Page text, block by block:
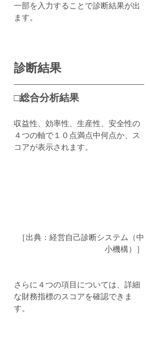
一部を入力することで診断結果が出
ます。
診断結果
□総合分析結果
収益性、効率性、生産性、安全性の
４つの軸で１０点満点中何点か、ス
コアが表示されます。
［出典：経営自己診断システム（中
小機構）］
さらに４つの項目については、詳細
な財務指標のスコアを確認できま
す。